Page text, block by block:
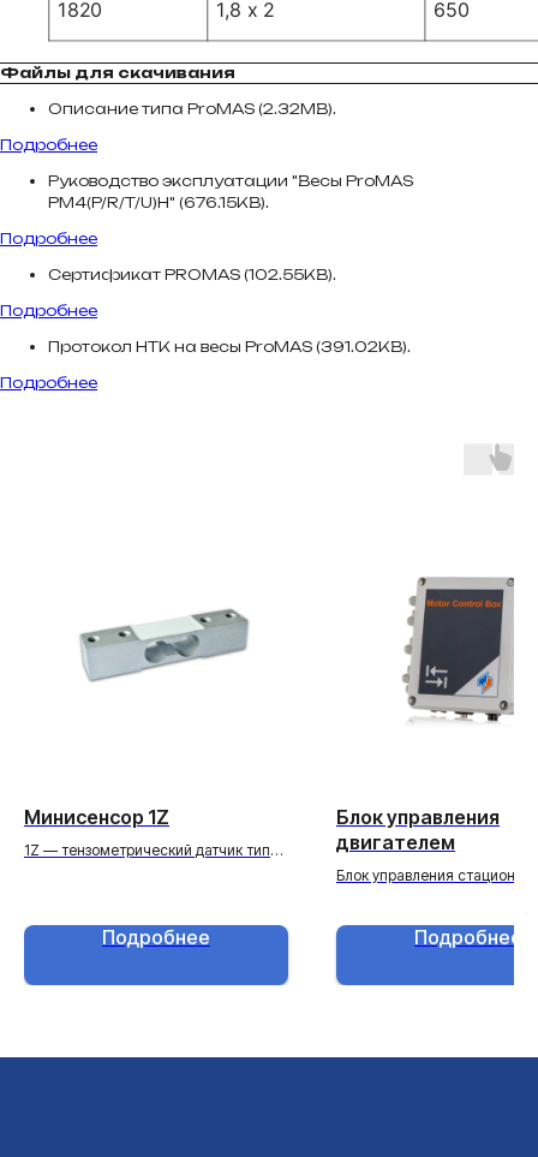
Файлы для скачивания
Описание типа ProMAS (2.32MB).
Подробнее
Руководство эксплуатации "Весы ProMAS
PM4(P/R/T/U)H" (676.15KB).
Подробнее
Сертификат PROMAS (102.55KB).
Подробнее
Протокол НТК на весы ProMAS (391.02KB).
Подробнее
Минисенсор 1Z
1Z — тензометрический датчик типа
Подробнее
Блок управления
двигателем
Блок управления
Подробнее